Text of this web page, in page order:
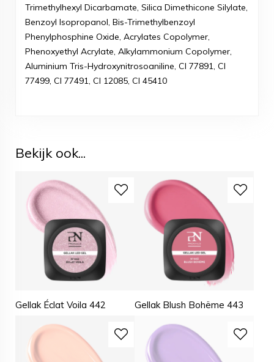
Trimethylhexyl Dicarbamate, Silica Dimethicone Silylate,
Benzoyl Isopropanol, Bis-Trimethylbenzoyl
Phenylphosphine Oxide, Acrylates Copolymer,
Phenoxyethyl Acrylate, Alkylammonium Copolymer,
Aluminium Tris-Hydroxynitrosoaniline, CI 77891, CI
77499, CI 77491, CI 12085, CI 45410
Bekijk ook...
Gellak Éclat Voila 442 Gellak Blush Bohëme 443